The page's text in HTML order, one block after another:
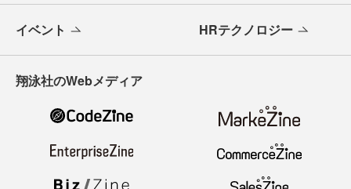
イベント HRテクノロジー
翔泳社のWebメディア